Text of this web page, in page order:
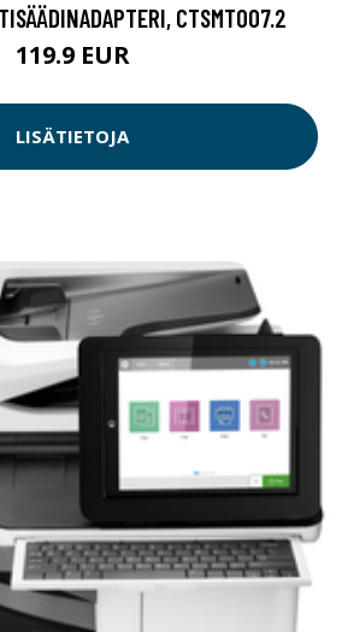
CTSMT007.2
119.9 EUR
LISÄTIETOJA